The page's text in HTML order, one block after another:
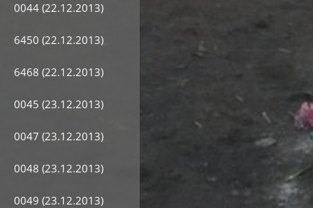
0044 (22.12.2013)
6450 (22.12.2013)
6468 (22.12.2013)
0045 (23.12.2013)
0047 (23.12.2013)
0048 (23.12.2013)
0049 (23.12.2013)